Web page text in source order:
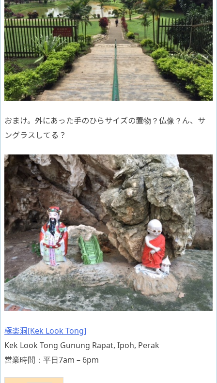
おまけ。外にあった手のひらサイズの置物？仏像？ん、サ
ングラスしてる？
極楽洞[Kek Look Tong]
Kek Look Tong Gunung Rapat, Ipoh, Perak
営業時間：平日7am – 6pm